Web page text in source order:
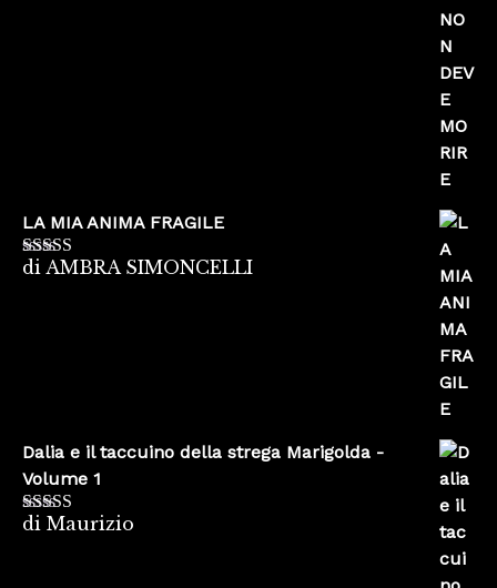
LA MIA ANIMA FRAGILE
Valutato5su
di AMBRA SIMONCELLI
Dalia e il taccuino della strega Marigolda -
Volume 1
Valutato4
di Maurizio